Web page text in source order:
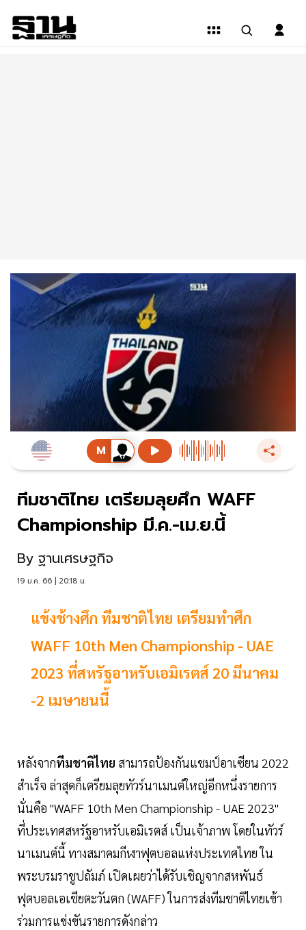
ทีมชาติไทย เตรียมลุยศึก WAFF
Championship มี.ค.-เม.ย.นี้
By ฐานเศรษฐกิจ
19 ม.ค. 66 | 20:18 น.
แข้งช้างศึก ทีมชาติไทย เตรียมทำศึก
WAFF 10th Men Championship - UAE
2023 ที่สหรัฐอาหรับเอมิเรตส์ 20 มีนาคม
-2 เมษายนนี้
หลังจากทีมชาติไทย สามารถป้องกันแชมป์อาเซียน 2022
สำเร็จ ล่าสุดก็เตรียมลุยทัวร์นาเมนต์ใหญ่อีกหนึ่งรายการ
นั่นคือ "WAFF 10th Men Championship - UAE 2023"
ที่ประเทศสหรัฐอาหรับเอมิเรตส์ เป็นเจ้าภาพ โดยในทัวร์
นาเมนต์นี้ ทางสมาคมกีฬาฟุตบอลแห่งประเทศไทย ใน
พระบรมราชูปถัมภ์ เปิดเผยว่าได้รับเชิญจากสหพันธ์
ฟุตบอลเอเชียตะวันตก (WAFF) ในการส่งทีมชาติไทยเข้า
ร่วมการแข่งขันรายการดังกล่าว